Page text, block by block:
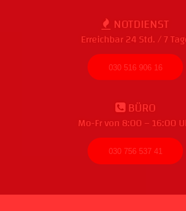
NOTDIENST
Erreichbar 24 Std. / 7
030 516 906 16
BÜRO
Mo-Fr von 8:00 – 16:00
030 756 537 41